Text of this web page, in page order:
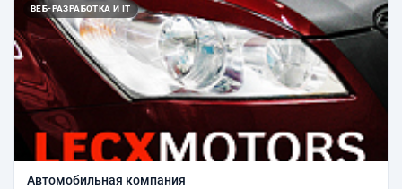
ВЕБ-РАЗРАБОТКА И IT
Автомобильная компания